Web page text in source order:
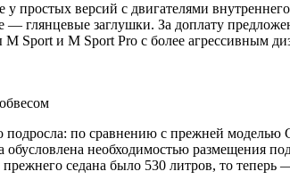
у простых версий с двигателями
— глянцевые заглушки. За доплату
Sport и M Sport Pro с более агрессивным
подросла: по сравнению с прежней
обусловлена необходимостью размещения
прежнего седана было 530 литров, то